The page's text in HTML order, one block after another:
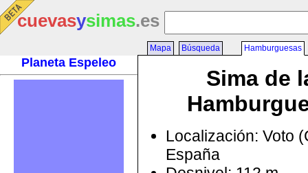
cuevasysimas.es
Planeta Espeleo
Mapa Búsqueda Hamburguesas
Sima de
Localización: Voto
España